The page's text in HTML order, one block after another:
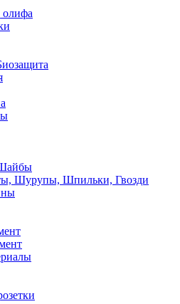
Шурупы, Шпильки, Гвозди